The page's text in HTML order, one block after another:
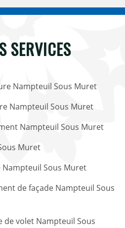
SERVICES
Nampteuil Sous Muret
Nampteuil Sous Muret
Nampteuil Sous Muret
Muret
Sous Muret
de façade Nampteuil Sous
de volet Nampteuil Sous